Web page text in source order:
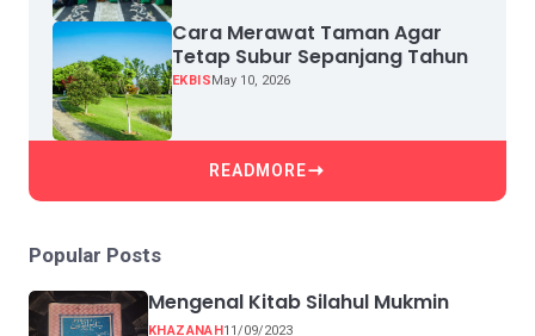
Cara Merawat Taman Agar
Tetap Subur Sepanjang Tahun
EKBISMay 10, 2026
READMORE
Popular Posts
Mengenal Kitab Silahul Mukmin
KHAZANAH11/09/2023